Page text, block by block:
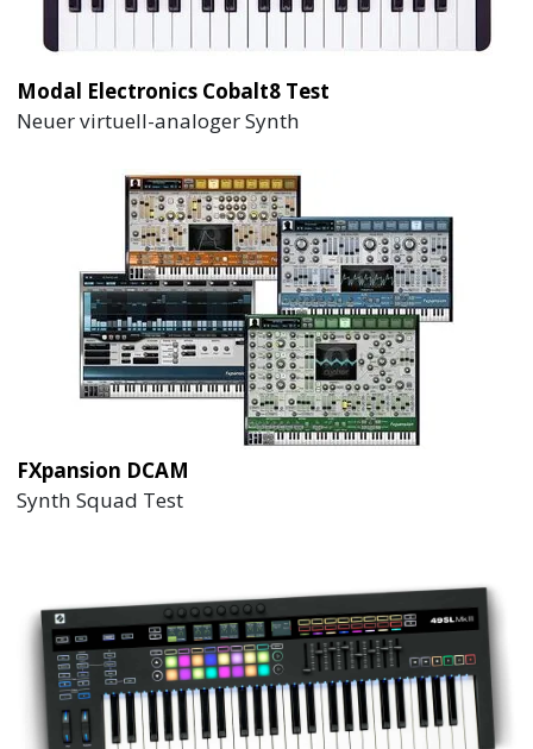
Modal Electronics Cobalt8 Test
Neuer virtuell-analoger Synth
FXpansion DCAM
Synth Squad Test